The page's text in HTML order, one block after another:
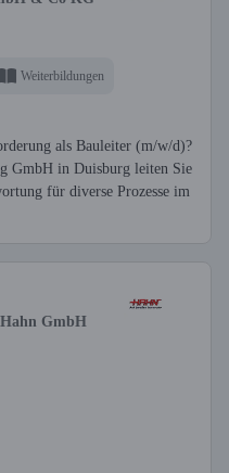
Weiterbildungen
als Bauleiter (m/w/d)?
GmbH in Duisburg leiten Sie
für diverse Prozesse im
GmbH